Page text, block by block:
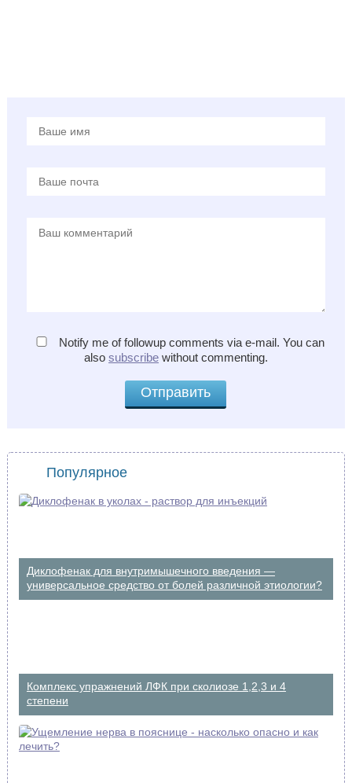
Notify me of followup comments via e-mail. You can
also subscribewithout commenting.
Популярное
Диклофенак для внутримышечного введения —
универсальное средство от болей различной этиологии?
Комплекс упражнений ЛФК при сколиозе 1,2,3 и 4
степени